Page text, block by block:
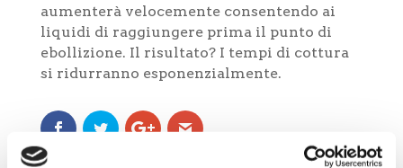
aumenterà velocemente consentendo ai
liquidi di raggiungere prima il punto di
ebollizione. Il risultato? I tempi di cottura
si ridurranno esponenzialmente.